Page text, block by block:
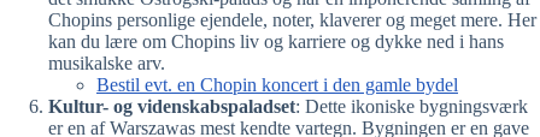
Chopins personlige ejendele, noter, klaverer og meget mere. Her
kan du lære om Chopins liv og karriere og dykke ned i hans
musikalske arv.
Bestil evt. en Chopin koncert i den gamle bydel
Kultur- og videnskabspaladset: Dette ikoniske bygningsværk
er en af Warszawas mest kendte vartegn. Bygningen er en gave